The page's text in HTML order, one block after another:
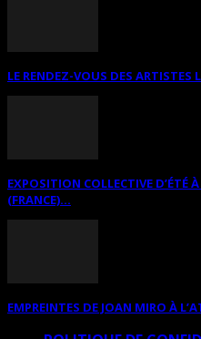
LE RENDEZ-VOUS DES ARTISTES
EXPOSITION COLLECTIVE D’ÉTÉ
(FRANCE)...
EMPREINTES DE JOAN MIRO À